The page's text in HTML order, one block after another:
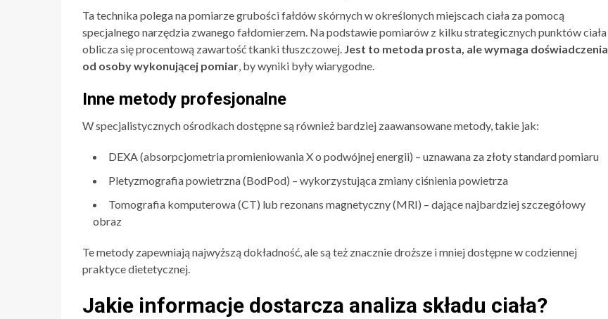
Ta technika polega na pomiarze grubości fałdów skórnych w określonych miejscach ciała za pomocą
specjalnego narzędzia zwanego fałdomierzem. Na podstawie pomiarów z kilku strategicznych punktów ciała
oblicza się procentową zawartość tkanki tłuszczowej. Jest to metoda prosta, ale wymaga doświadczenia
od osoby wykonującej pomiar, by wyniki były wiarygodne.
Inne metody profesjonalne
W specjalistycznych ośrodkach dostępne są również bardziej zaawansowane metody, takie jak:
DEXA (absorpcjometria promieniowania X o podwójnej energii) – uznawana za złoty standard pomiaru
Pletyzmografia powietrzna (BodPod) – wykorzystująca zmiany ciśnienia powietrza
Tomografia komputerowa (CT) lub rezonans magnetyczny (MRI) – dające najbardziej szczegółowy
obraz
Te metody zapewniają najwyższą dokładność, ale są też znacznie droższe i mniej dostępne w codziennej
praktyce dietetycznej.
Jakie informacje dostarcza analiza składu ciała?